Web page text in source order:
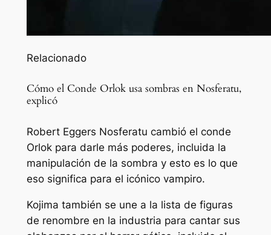
Relacionado
Cómo el Conde Orlok usa sombras en Nosferatu,
explicó
Robert Eggers Nosferatu cambió el conde
Orlok para darle más poderes, incluida la
manipulación de la sombra y esto es lo que
eso significa para el icónico vampiro.
Kojima también se une a la lista de figuras
de renombre en la industria para cantar sus